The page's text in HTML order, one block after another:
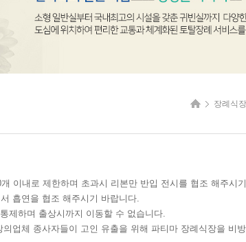
장례식
이내로 제한하며 초과시 리본만 반입 전시를 협조 해주시
흡연을 협조 해주시기 바랍니다.
제하며 출상시까지 이동할 수 없습니다.
업체 종사자들이 고인 유출을 위해 파티마 장례식장을 비